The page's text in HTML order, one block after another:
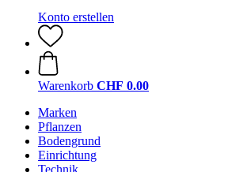
Konto erstellen
Warenkorb CHF 0.00
Marken
Pflanzen
Bodengrund
Einrichtung
Technik